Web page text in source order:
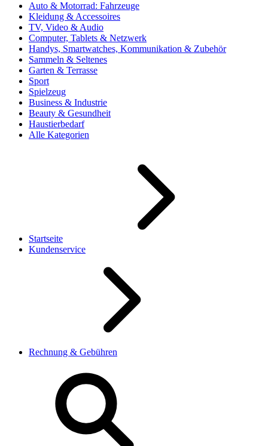
Auto & Motorrad: Fahrzeuge
Kleidung & Accessoires
TV, Video & Audio
Computer, Tablets & Netzwerk
Handys, Smartwatches, Kommunikation & Zubehör
Sammeln & Seltenes
Garten & Terrasse
Sport
Spielzeug
Business & Industrie
Beauty & Gesundheit
Haustierbedarf
Alle Kategorien
Startseite
Kundenservice
Rechnung & Gebühren